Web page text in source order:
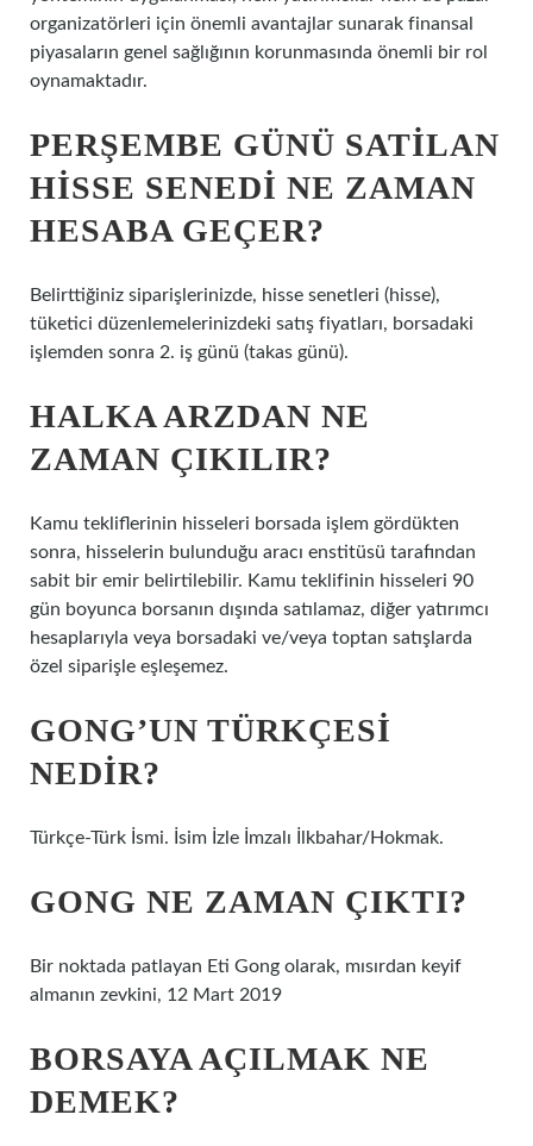
organizatörleri için önemli avantajlar sunarak finansal
piyasaların genel sağlığının korunmasında önemli bir rol
oynamaktadır.
PERŞEMBE GÜNÜ SATILAN
HISSE SENEDI NE ZAMAN
HESABA GEÇER?
Belirttiğiniz siparişlerinizde, hisse senetleri (hisse),
tüketici düzenlemelerinizdeki satış fiyatları, borsadaki
işlemden sonra 2. iş günü (takas günü).
HALKA ARZDAN NE
ZAMAN ÇIKILIR?
Kamu tekliflerinin hisseleri borsada işlem gördükten
sonra, hisselerin bulunduğu aracı enstitüsü tarafından
sabit bir emir belirtilebilir. Kamu teklifinin hisseleri 90
gün boyunca borsanın dışında satılamaz, diğer yatırımcı
hesaplarıyla veya borsadaki ve/veya toptan satışlarda
özel siparişle eşleşemez.
GONG’UN TÜRKÇESI
NEDIR?
Türkçe-Türk İsmi. İsim İzle İmzalı İlkbahar/Hokmak.
GONG NE ZAMAN ÇIKTI?
Bir noktada patlayan Eti Gong olarak, mısırdan keyif
almanın zevkini, 12 Mart 2019
BORSAYA AÇILMAK NE
DEMEK?